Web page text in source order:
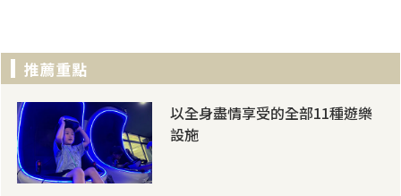
以全身盡情享受的全部11種遊樂
設施